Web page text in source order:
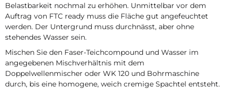
Belastbarkeit nochmal zu erhöhen. Unmittelbar vor dem
Auftrag von FTC ready muss die Fläche gut angefeuchtet
werden. Der Untergrund muss durchnässt, aber ohne
stehendes Wasser sein.
Mischen Sie den Faser-Teichcompound und Wasser im
angegebenen Mischverhältnis mit dem
Doppelwellenmischer oder WK 120 und Bohrmaschine
durch, bis eine homogene, weich cremige Spachtel entsteht.